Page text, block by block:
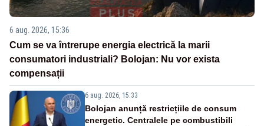
6 aug. 2026, 15:36
Cum se va întrerupe energia electrică la marii
consumatori industriali? Bolojan: Nu vor exista
compensații
6 aug. 2026, 15:33
Bolojan anunță restricțiile de consum
energetic. Centralele pe combustibili